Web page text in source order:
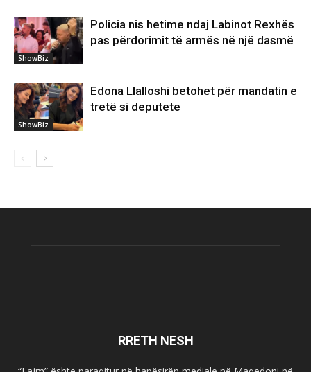
ShowBiz
Policia nis hetime ndaj Labinot Rexhës
pas përdorimit të armës në një dasmë
ShowBiz
Edona Llalloshi betohet për mandatin e
tretë si deputete
RRETH NESH